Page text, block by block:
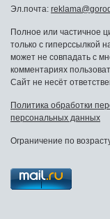
Эл.почта:
Полное или частичное
только с гиперссылкой
может не совпадать с
комментариях
Сайт не несёт
Политика обработки
персональных данных
Ограничение по